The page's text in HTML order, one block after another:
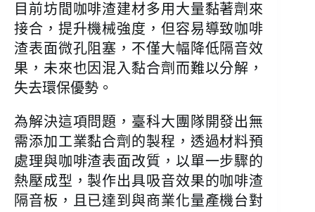
目前坊間咖啡渣建材多用大量黏著劑來
接合，提升機械強度，但容易導致咖啡
渣表面微孔阻塞，不僅大幅降低隔音效
果，未來也因混入黏合劑而難以分解，
失去環保優勢。
為解決這項問題，臺科大團隊開發出無
需添加工業黏合劑的製程，透過材料預
處理與咖啡渣表面改質，以單一步驟的
熱壓成型，製作出具吸音效果的咖啡渣
隔音板，且已達到與商業化量產機台對